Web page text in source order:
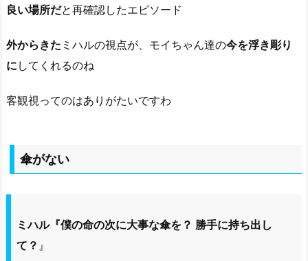
良い場所だと再確認したエピソード
外からきた ミハルの視点が、モイちゃん達の今を浮き彫り
に してくれるのね
客観視ってのはありがたいですわ
傘がない
ミハル『僕の命の次に大事な傘を？ 勝手に持ち出し
て？ 』